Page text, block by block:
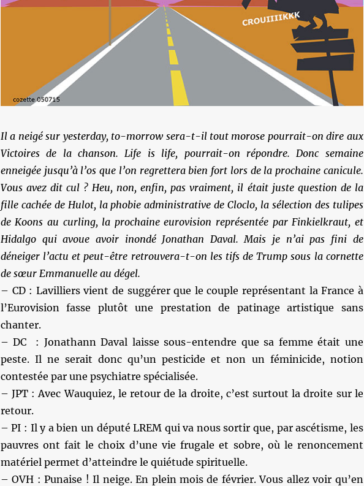
Il a neigé sur yesterday, to-morrow sera-t-il tout morose pourrait-on dire aux
Victoires de la chanson. Life is life, pourrait-on répondre. Donc semaine
enneigée jusqu’à l’os que l’on regrettera bien fort lors de la prochaine canicule.
Vous avez dit cul ? Heu, non, enfin, pas vraiment, il était juste question de la
fille cachée de Hulot, la phobie administrative de Cloclo, la sélection des tulipes
de Koons au curling, la prochaine eurovision représentée par Finkielkraut, et
Hidalgoqui avoue avoir inondé Jonathan Daval. Mais je n’ai pas fini de
déneiger l’actu et peut-être retrouvera-t-on les tifs de Trump sous la cornette
de sœur Emmanuelle au dégel.
– CD : Lavilliers vient de suggérer que le couple représentant la France à
l’Eurovision fasse plutôt une prestation de patinage artistique sans
chanter.
– DC : Jonathann Daval laisse sous-entendre que sa femme était une
peste. Il ne serait donc qu’un pesticide et non un féminicide, notion
contestée par une psychiatre spécialisée.
– JPT : Avec Wauquiez, le retour de la droite, c’est surtout la droite sur le
retour.
– PI : Il y a bien un député LREM qui va nous sortir que, par ascétisme, les
pauvres ont fait le choix d’une vie frugale et sobre, où le renoncement
matériel permet d’atteindre le quiétude spirituelle.
– OVH : Punaise ! Il neige. En plein mois de février. Vous allez voir qu’en